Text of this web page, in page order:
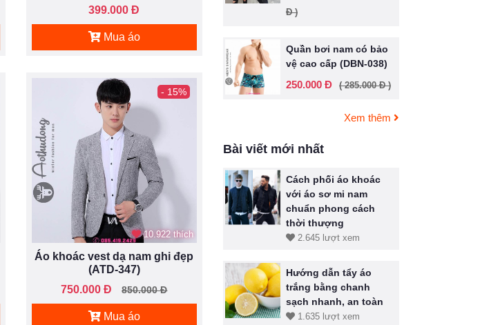
399.000 Đ
Mua áo
- 15%
10.922 thích
Áo khoác vest dạ nam ghi đẹp
(ATD-347)
750.000 Đ
850.000 Đ
Mua áo
Đ )
Quần bơi nam có bảo
vệ cao cấp (DBN-038)
250.000 Đ ( 285.000 Đ )
Xem thêm
Bài viết mới nhất
Cách phối áo khoác
với áo sơ mi nam
chuẩn phong cách
thời thượng
2.645 lượt xem
Hướng dẫn tẩy áo
trắng bằng chanh
sạch nhanh, an toàn
1.635 lượt xem